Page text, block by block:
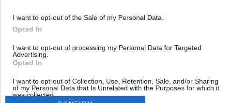
I want to opt-out of the Sale of my Personal Data.
Opted In
I want to opt-out of processing my Personal Data for Targeted
Advertising.
Opted In
I want to opt-out of Collection, Use, Retention, Sale, and/or Sharing
of my Personal Data that Is Unrelated with the Purposes for which it
was collected.